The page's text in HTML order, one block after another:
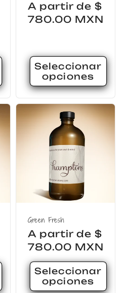
Precio
habitual
A partir de $
780.00 MXN
Seleccionar
opciones
Green Fresh
Precio
habitual
A partir de $
780.00 MXN
Seleccionar
opciones